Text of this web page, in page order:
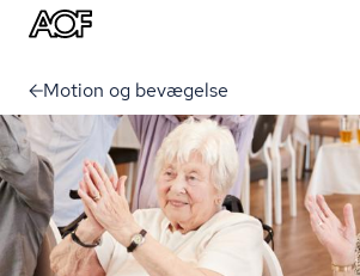
Motion og bevægelse